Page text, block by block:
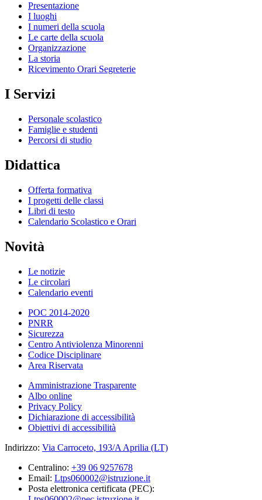
Presentazione
I luoghi
I numeri della scuola
Le carte della scuola
Organizzazione
La storia
Ricevimento Orari Segreterie
I Servizi
Personale scolastico
Famiglie e studenti
Percorsi di studio
Didattica
Offerta formativa
I progetti delle classi
Libri di testo
Calendario Scolastico e Orari
Novità
Le notizie
Le circolari
Calendario eventi
POC 2014-2020
PNRR
Sicurezza
Centro Antiviolenza Minorenni
Codice Disciplinare
Area Riservata
Amministrazione Trasparente
Albo online
Privacy Policy
Dichiarazione di accessibilità
Obiettivi di accessibilità
Indirizzo: Via Carroceto, 193/A Aprilia (LT)
Centralino: +39 06 9257678
Email: Ltps060002@istruzione.it
Posta elettronica certificata (PEC):